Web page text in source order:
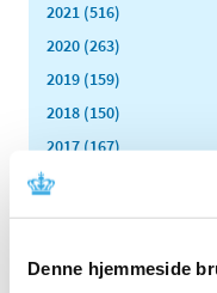
Denne hjemmeside
2021 (516)
2020 (263)
2019 (159)
2018 (150)
2017 (167)
2016 (167)
2015 (33)
2013 (49)